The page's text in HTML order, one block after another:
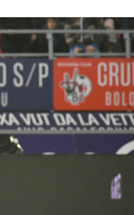
calcio 2026